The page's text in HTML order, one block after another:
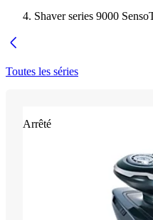
Shaver series 9000
Toutes les séries
Arrêté